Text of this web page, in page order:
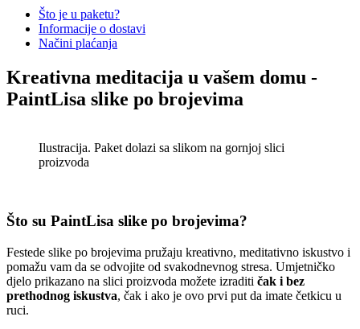
Što je u paketu?
Informacije o dostavi
Načini plaćanja
Kreativna meditacija u vašem domu -
PaintLisa slike po brojevima
Ilustracija. Paket dolazi sa slikom na gornjoj slici
proizvoda
Što su PaintLisa slike po brojevima?
Festede slike po brojevima pružaju kreativno, meditativno iskustvo i
pomažu vam da se odvojite od svakodnevnog stresa. Umjetničko
djelo prikazano na slici proizvoda možete izraditi čak i bez
prethodnog iskustva, čak i ako je ovo prvi put da imate četkicu u
ruci.